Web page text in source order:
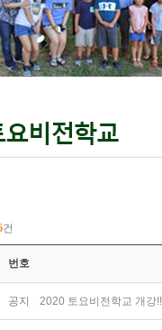
건
번호
공지 2020 토요비전학교 개강!!